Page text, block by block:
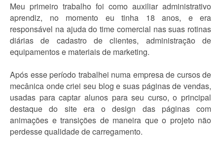
Meu primeiro trabalho foi como auxiliar administrativo
aprendiz, no momento eu tinha 18 anos, e era
responsável na ajuda do time comercial nas suas rotinas
diárias de cadastro de clientes, administração de
equipamentos e materiais de marketing.
Após esse período trabalhei numa empresa de cursos de
mecânica onde criei seu blog e suas páginas de vendas,
usadas para captar alunos para seu curso, o principal
destaque do site era o design das páginas com
animações e transições de maneira que o projeto não
perdesse qualidade de carregamento.